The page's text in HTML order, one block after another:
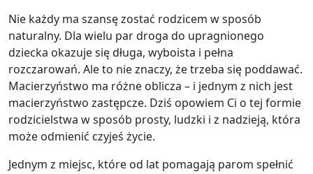
Nie każdy ma szansę zostać rodzicem w sposób
naturalny. Dla wielu par droga do upragnionego
dziecka okazuje się długa, wyboista i pełna
rozczarowań. Ale to nie znaczy, że trzeba się poddawać.
Macierzyństwo ma różne oblicza – i jednym z nich jest
macierzyństwo zastępcze. Dziś opowiem Ci o tej formie
rodzicielstwa w sposób prosty, ludzki i z nadzieją, która
może odmienić czyjeś życie.
Jednym z miejsc, które od lat pomagają parom spełnić